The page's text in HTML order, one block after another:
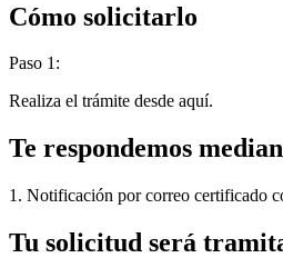
Cómo solicitarlo
Paso 1:
Realiza el trámite desde aquí.
Te respondemos
1. Notificación por correo certificado
Tu solicitud será